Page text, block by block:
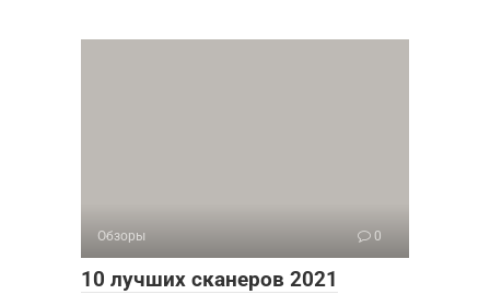
Обзоры 0
10 лучших сканеров 2021